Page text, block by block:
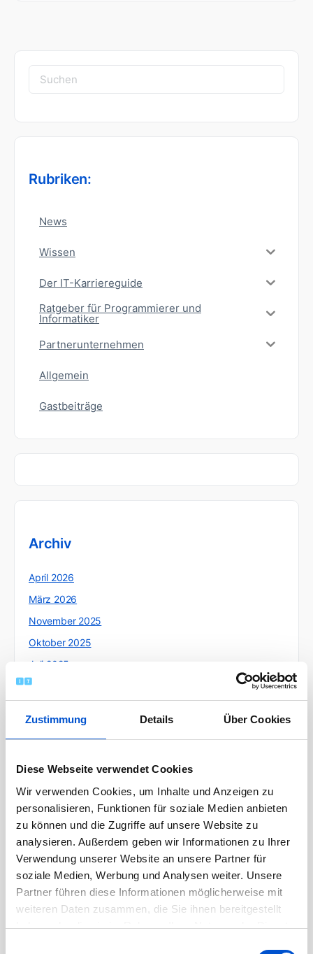
Zustimmung Details Über Cookies
Diese Webseite verwendet Cookies
Wir verwenden Cookies, um Inhalte und Anzeigen zu
personalisieren, Funktionen für soziale Medien anbieten
zu können und die Zugriffe auf unsere Website zu
analysieren. Außerdem geben wir Informationen zu Ihrer
Verwendung unserer Website an unsere Partner für
soziale Medien, Werbung und Analysen weiter. Unsere
Partner führen diese Informationen möglicherweise mit
weiteren Daten zusammen, die Sie ihnen bereitgestellt
haben oder die sie im Rahmen Ihrer Nutzung der Dienste
Suchen
nach:
Rubriken:
News
Wissen
Der IT-Karriereguide
Ratgeber für Programmierer und
Informatiker
Partnerunternehmen
Allgemein
Gastbeiträge
Archiv
April 2026
März 2026
November 2025
Oktober 2025
Juli 2025
Juni 2025
Februar 2025
Januar 2025
Dezember 2024
Oktober 2024
September 2024
August 2024
Juli 2024